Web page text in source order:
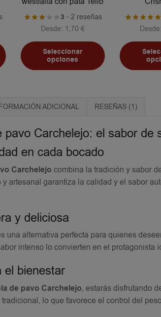
3 - 2 reseñas
Desde: 1,70 €
Seleccionar
opciones
Desde:
ADICIONAL RESEÑAS (1)
pavo Carchelejo: el sabor de
en cada bocado
Carchelejo combina la tradición y sabor
artesanal garantiza la calidad y el sabor
y deliciosa
una alternativa perfecta para quienes
intenso lo convierten en el protagonista
el bienestar
de pavo Carchelejo, estarás disfrutando
lo que favorece el control del